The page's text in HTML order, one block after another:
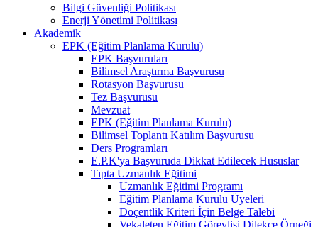
Bilgi Güvenliği Politikası
Enerji Yönetimi Politikası
Akademik
EPK (Eğitim Planlama Kurulu)
EPK Başvuruları
Bilimsel Araştırma Başvurusu
Rotasyon Başvurusu
Tez Başvurusu
Mevzuat
EPK (Eğitim Planlama Kurulu)
Bilimsel Toplantı Katılım Başvurusu
Ders Programları
E.P.K'ya Başvuruda Dikkat Edilecek Hususlar
Tıpta Uzmanlık Eğitimi
Uzmanlık Eğitimi Programı
Eğitim Planlama Kurulu Üyeleri
Doçentlik Kriteri İçin Belge Talebi
Vekaleten Eğitim Görevlisi Dilekçe Örneği